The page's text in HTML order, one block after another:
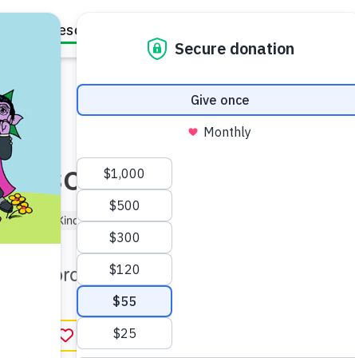
Family Resources
Oso
Niño de Kindergarten (de 5 a 6)
los abrazos.
in English